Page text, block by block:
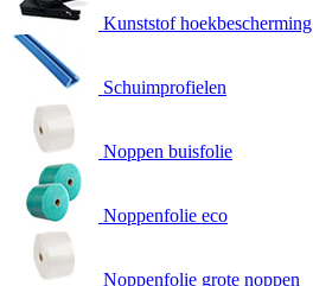
Kunststof hoekbescherming
Schuimprofielen
Noppen buisfolie
Noppenfolie eco
Noppenfolie grote noppen